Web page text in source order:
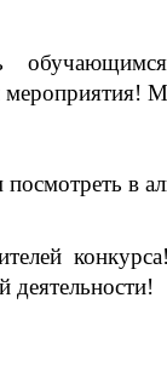
посмотреть в
деятельности!